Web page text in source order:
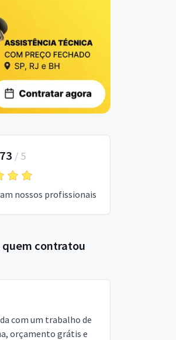
/ 5
nossos profissionais
quem contratou
com um trabalho de
orçamento grátis e